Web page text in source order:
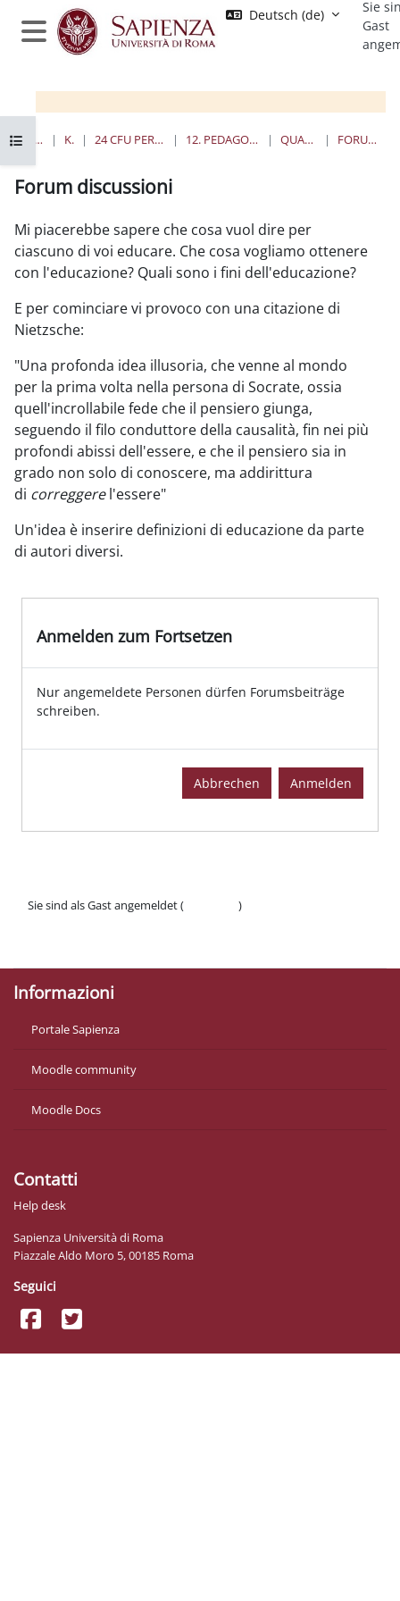
Zum Hauptinhalt
Website-Übersicht
Deutsch ‎(de)‎
Sie
Gast
Kursindex öffnen
STARTSEITE KURSE 24 CFU PER L'INSEGNAMENTO 12. PEDAGOGIA SPERIMENTALE QUANDO E DOVE FORUM DISCUSSIONI
12. Pedagogia Sperimentale - 24cfu
Forum discussioni
Mi piacerebbe sapere che cosa vuol dire per
ciascuno di voi educare. Che cosa vogliamo ottenere
con l'educazione? Quali sono i fini dell'educazione?
E per cominciare vi provoco con una citazione di
Nietzsche:
"Una profonda idea illusoria, che venne al mondo
per la prima volta nella persona di Socrate, ossia
quell'incrollabile fede che il pensiero giunga,
seguendo il filo conduttore della causalità, fin nei più
profondi abissi dell'essere, e che il pensiero sia in
grado non solo di conoscere, ma addirittura
di correggerel'essere"
Un'idea è inserire definizioni di educazione da parte
di autori diversi.
Anmelden zum Fortsetzen
Nur angemeldete Personen dürfen Forumsbeiträge
schreiben.
Abbrechen Anmelden
Sie sind als Gast angemeldet (
)
Informazioni
Portale Sapienza
Moodle community
Moodle Docs
Contatti
Help desk
Sapienza Università di Roma
Piazzale Aldo Moro 5, 00185 Roma
Seguici